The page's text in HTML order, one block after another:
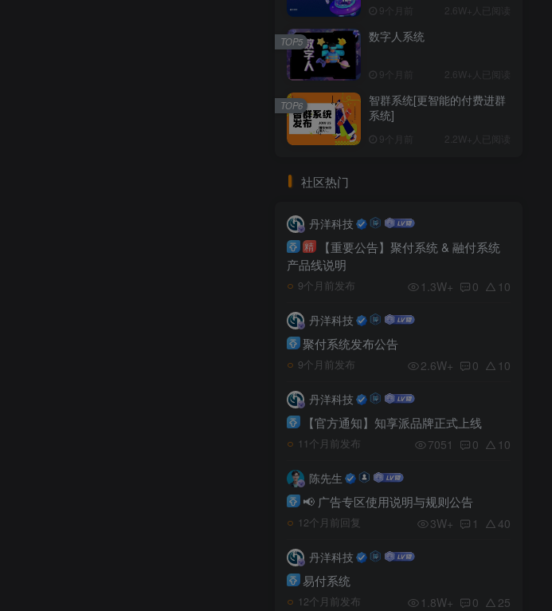
9个月前 2.6W+人已阅读
数字人系统
9个月前 2.6W+人已阅读
TOP5
智群系统[更智能的付费进群
系统]
9个月前 2.2W+人已阅读
TOP6
社区热门
丹洋科技
精
【重要公告】聚付系统 & 融付系统
产品线说明
9个月前发布 1.3W+ 0 10
丹洋科技
聚付系统发布公告
9个月前发布 2.6W+ 0 10
丹洋科技
【官方通知】知享派品牌正式上线
11个月前发布 7051 0 10
陈先生
📢 广告专区使用说明与规则公告
12个月前回复 3W+ 1 40
丹洋科技
易付系统
12个月前发布 1.8W+ 0 25